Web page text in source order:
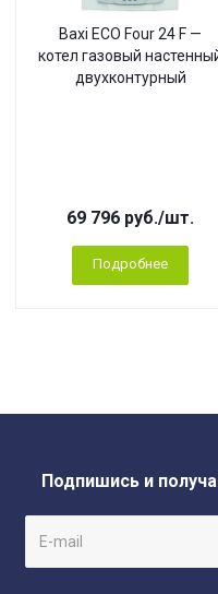
Baxi ECO Four 24 F —
котел газовый
двухконтурный
69 796 руб./шт.
Подробнее
Подпишись и